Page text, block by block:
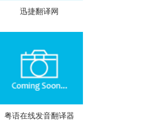
迅捷翻译网
粤语在线发音翻译器